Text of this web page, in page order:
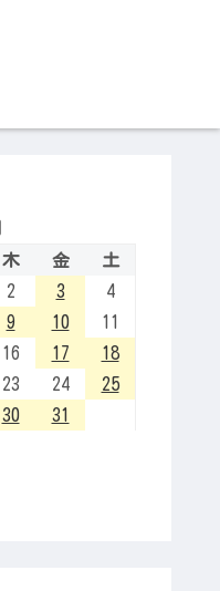
木 金
土
2 3
4
9 10
11
16 17
18
23 24
25
30 31